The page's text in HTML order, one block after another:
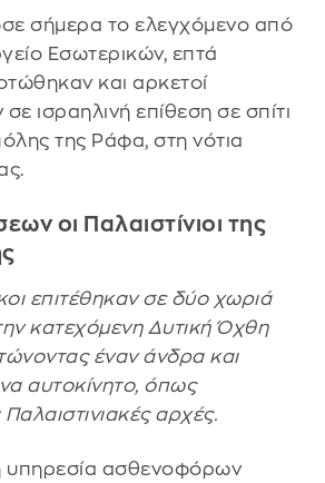
σήμερα το ελεγχόμενο από
Εσωτερικών, επτά
και αρκετοί
ισραηλινή επίθεση σε σπίτι
της Ράφα, στη νότια
οι Παλαιστίνιοι της
επιτέθηκαν σε δύο χωριά
κατεχόμενη Δυτική Όχθη
έναν άνδρα και
αυτοκίνητο, όπως
αρχές.
υπηρεσία ασθενοφόρων